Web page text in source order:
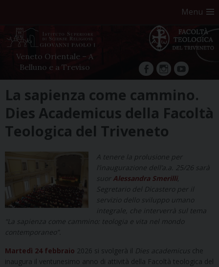
Menu
Veneto Orientale – A
Belluno e a Treviso
facebookInstagram
YouTube
content
La sapienza come cammino.
Dies Academicus della Facoltà
Teologica del Triveneto
A tenere la prolusione per
l’inaugurazione dell’a.a. 25/26 sarà
suorAlessandra Smerilli,
Segretario del Dicastero per il
servizio dello sviluppo umano
integrale, che interverrà sul tema
“La sapienza come cammino: teologia e vita nel mondo
contemporaneo”.
Martedì 24 febbraio 2026 si svolgerà il Dies academicus che
inaugura il ventunesimo anno di attività della Facoltà teologica del